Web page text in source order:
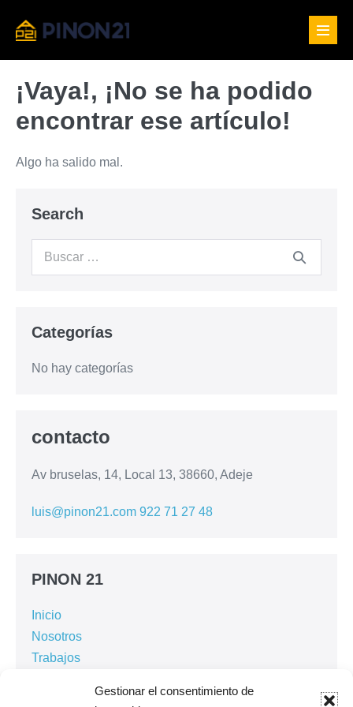
Gestionar el consentimiento de
¡Vaya!, ¡No se ha podido
encontrar ese artículo!
Algo ha salido mal.
Search
Buscar:
Categorías
No hay categorías
contacto
Av bruselas, 14, Local 13, 38660, Adeje
luis@pinon21.com 922 71 27 48
PINON 21
Inicio
Nosotros
Trabajos